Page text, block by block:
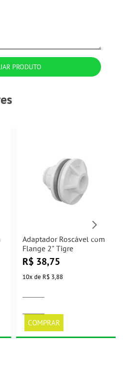
PRODUTO
Adaptador Roscável com
Flange 2" Tigre
R$ 38,75
10x de R$ 3,88
COMPRAR